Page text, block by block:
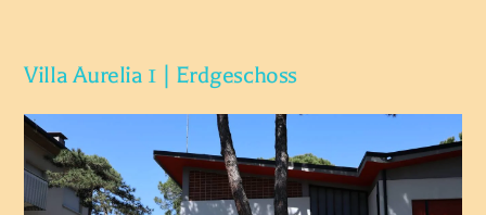
Villa Aurelia 1 | Erdgeschoss